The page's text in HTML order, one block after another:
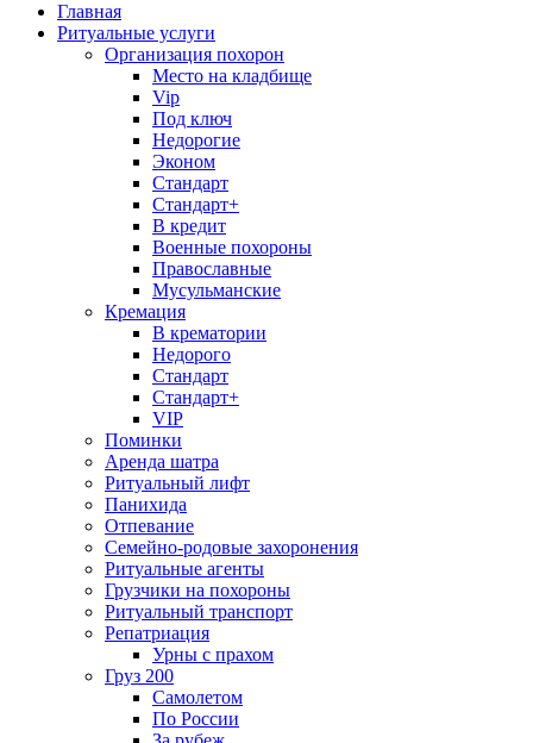
Главная
Ритуальные услуги
Организация похорон
Место на кладбище
Vip
Под ключ
Недорогие
Эконом
Стандарт
Стандарт+
В кредит
Военные похороны
Православные
Мусульманские
Кремация
В крематории
Недорого
Стандарт
Стандарт+
VIP
Поминки
Аренда шатра
Ритуальный лифт
Панихида
Отпевание
Семейно-родовые захоронения
Ритуальные агенты
Грузчики на похороны
Ритуальный транспорт
Репатриация
Урны с прахом
Груз 200
Самолетом
По России